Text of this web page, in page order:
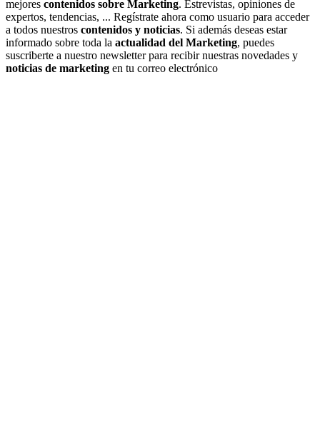
mejores contenidos sobre Marketing. Estrevistas, opiniones de
expertos, tendencias, ... Regístrate ahora como usuario para acceder
a todos nuestros contenidos y noticias. Si además deseas estar
informado sobre toda la actualidad del Marketing, puedes
suscriberte a nuestro newsletter para recibir nuestras novedades y
noticias de marketing en tu correo electrónico